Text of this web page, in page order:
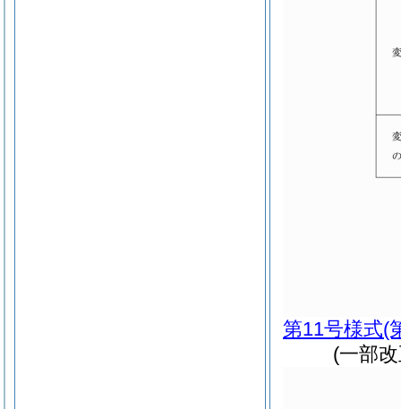
第11号様式(
(一部